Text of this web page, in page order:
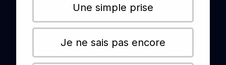
Une simple prise
Je ne sais pas encore